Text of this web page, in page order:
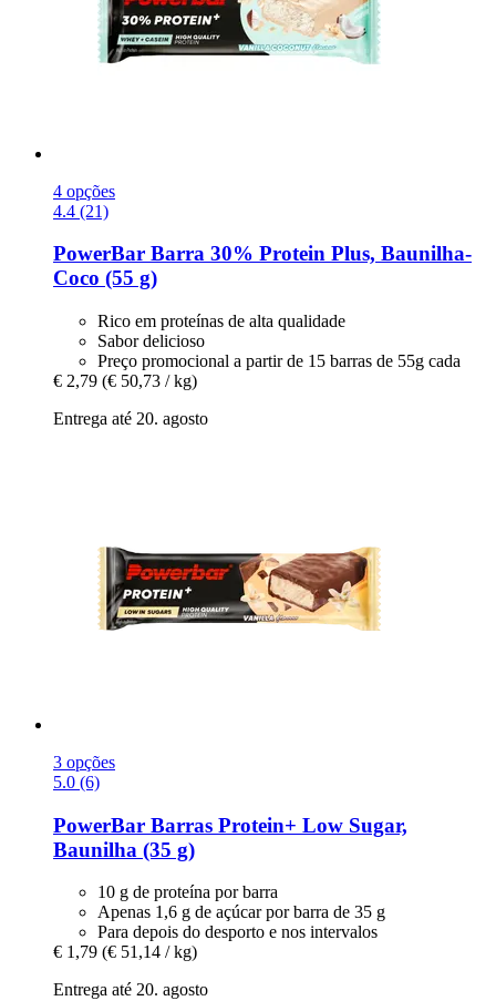
4 opções
4.4 (21)
PowerBar Barra 30% Protein Plus, Baunilha-​
Coco (55 g)
Rico em proteínas de alta qualidade
Sabor delicioso
Preço promocional a partir de 15 barras de 55g cada
€ 2,79 (€ 50,73 / kg)
Entrega até 20. agosto
3 opções
5.0 (6)
PowerBar Barras Protein+ Low Sugar,
Baunilha (35 g)
10 g de proteína por barra
Apenas 1,6 g de açúcar por barra de 35 g
Para depois do desporto e nos intervalos
€ 1,79 (€ 51,14 / kg)
Entrega até 20. agosto